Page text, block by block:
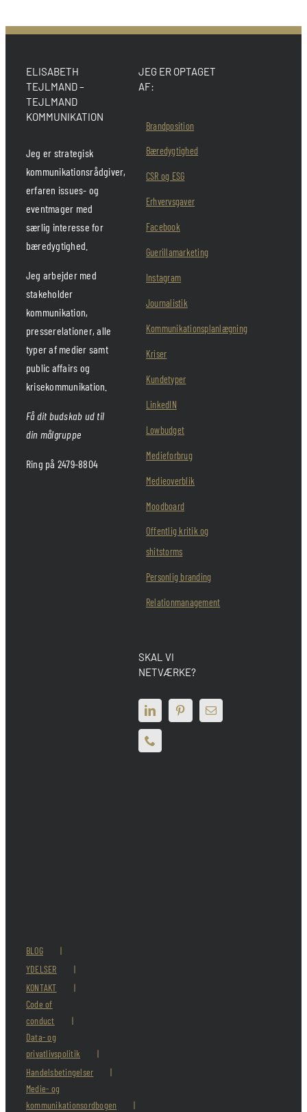
ELISABETH
TEJLMAND –
TEJLMAND
KOMMUNIKATION
Jeg er strategisk
kommunikationsrådgiver,
erfaren issues- og
eventmager med
særlig interesse for
bæredygtighed.
Jeg arbejder med
stakeholder
kommunikation,
presserelationer, alle
typer af medier samt
public affairs og
krisekommunikation.
Få dit budskab ud til
din målgruppe
Ring på 2479-8804
JEG ER OPTAGET
AF:
Brandposition
Bæredygtighed
CSR og ESG
Erhvervsgaver
Facebook
Guerillamarketing
Instagram
Journalistik
Kommunikationsplanlægning
Kriser
Kundetyper
LinkedIN
Lowbudget
Medieforbrug
Medieoverblik
Moodboard
Offentlig kritik og
shitstorms
Personlig branding
Relationmanagement
SKAL VI
NETVÆRKE?
BLOG
YDELSER
KONTAKT
Code of
conduct
Data- og
privatlivspolitik
Handelsbetingelser
Medie- og
kommunikationsordbogen